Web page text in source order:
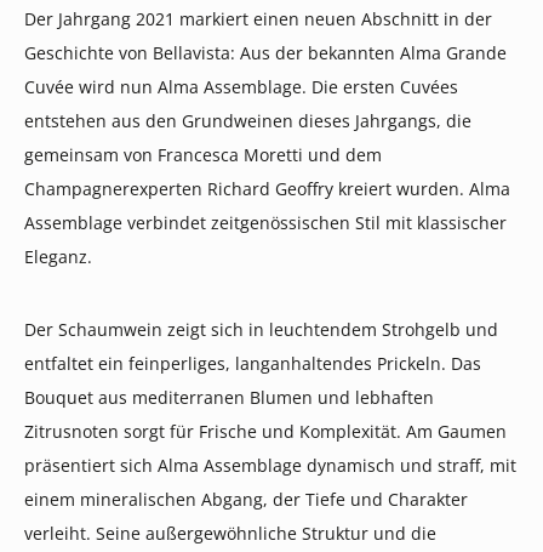
Der Jahrgang 2021 markiert einen neuen Abschnitt in der
Geschichte von Bellavista: Aus der bekannten Alma Grande
Cuvée wird nun Alma Assemblage. Die ersten Cuvées
entstehen aus den Grundweinen dieses Jahrgangs, die
gemeinsam von Francesca Moretti und dem
Champagnerexperten Richard Geoffry kreiert wurden. Alma
Assemblage verbindet zeitgenössischen Stil mit klassischer
Eleganz.
Der Schaumwein zeigt sich in leuchtendem Strohgelb und
entfaltet ein feinperliges, langanhaltendes Prickeln. Das
Bouquet aus mediterranen Blumen und lebhaften
Zitrusnoten sorgt für Frische und Komplexität. Am Gaumen
präsentiert sich Alma Assemblage dynamisch und straff, mit
einem mineralischen Abgang, der Tiefe und Charakter
verleiht. Seine außergewöhnliche Struktur und die